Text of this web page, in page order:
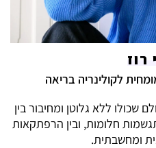
רוז
לקולינריה בריאה
שכולו ללא גלוטן ומחיבור בין
חלומות, ובין הרפתקאות
ומחשבתית.